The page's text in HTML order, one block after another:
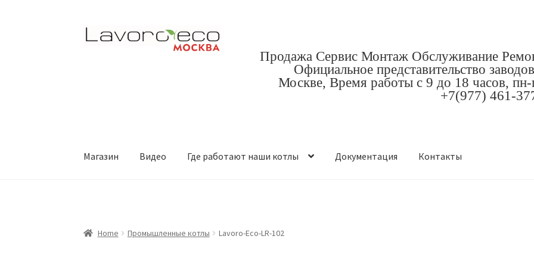
Перейти
Перейти
Продажа Сервис Монтаж Обслуживание
Официальное представительство
Москве, Время работы с 9 до 18 часов, пн-
+7(977) 461-
Магазин Видео Где работают наши котлы Документация Контакты
Home Промышленные котлы Lavoro-Eco-LR-102